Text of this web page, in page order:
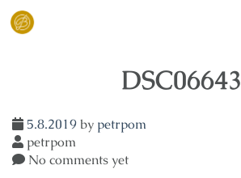
Skip
DSC06643
5.8.2019by petrpom
petrpom
No comments yet